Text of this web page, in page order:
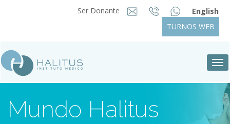
Ser Donante
English
TURNOS WEB
Mundo Halitus